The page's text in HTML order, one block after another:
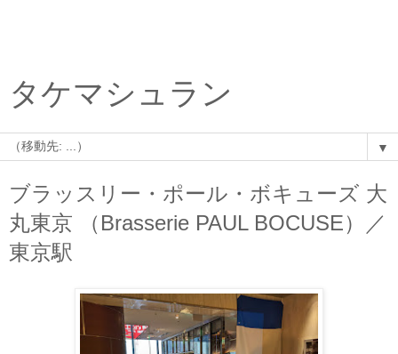
タケマシュラン
▼
ブラッスリー・ポール・ボキューズ 大
丸東京 （Brasserie PAUL BOCUSE）／
東京駅